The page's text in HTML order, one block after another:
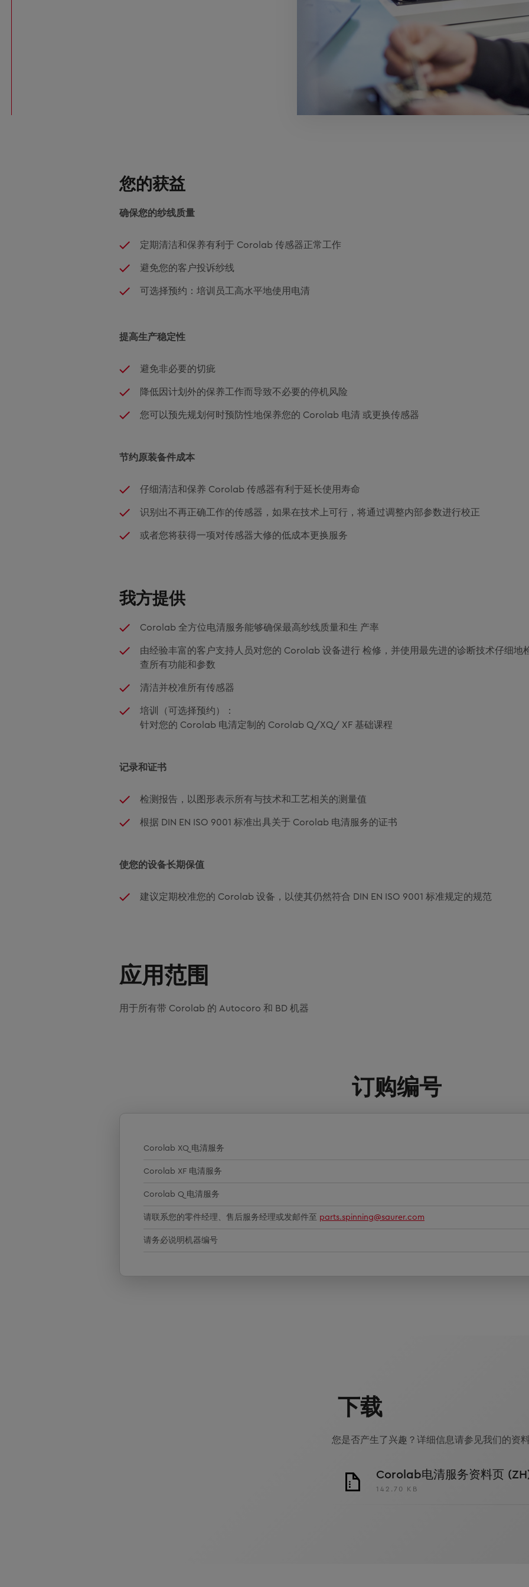
您的获益
确保您的纱线质量
定期清洁和保养有利于 Corolab 传感器正常工作
避免您的客户投诉纱线
可选择预约：培训员工高水平地使用电清
提高生产稳定性
避免非必要的切疵
降低因计划外的保养工作而导致不必要的停机风险
您可以预先规划何时预防性地保养您的 Corolab 电清 或更换传感器
节约原装备件成本
仔细清洁和保养 Corolab 传感器有利于延长使用寿命
识别出不再正确工作的传感器，如果在技术上可行，将通过调整内部参数进行校正
或者您将获得一项对传感器大修的低成本更换服务
我方提供
Corolab 全方位电清服务能够确保最高纱线质量和生 产率
由经验丰富的客户支持人员对您的 Corolab 设备进行 检修，并使用最先进的诊断技术仔细地
查所有功能和参数
清洁并校准所有传感器
培训（可选择预约）：
针对您的 Corolab 电清定制的 Corolab Q/XQ/ XF 基础课程
记录和证书
检测报告，以图形表示所有与技术和工艺相关的测量值
根据 DIN EN ISO 9001 标准出具关于 Corolab 电清服务的证书
使您的设备长期保值
建议定期校准您的 Corolab 设备，以使其仍然符合 DIN EN ISO 9001 标准规定的规范
应用范围
用于所有带 Corolab 的 Autocoro 和 BD 机器
订购编号
Corolab XQ 电清服务
Corolab XF 电清服务
Corolab Q 电清服务
请联系您的零件经理、售后服务经理或发邮件至 parts.spinning@saurer.com
请务必说明机器编号
下载
您是否产生了兴趣？详细信息请参见我们的资
Corolab电清服务资料页
142.70 KB